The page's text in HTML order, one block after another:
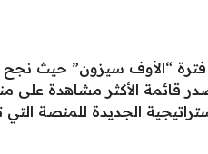
فترة “الأوف سيزون” حيث نجح
الجديدة للمنصة التي